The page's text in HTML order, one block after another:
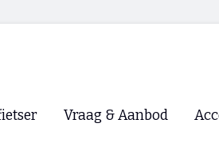
Vraag & Aanbod